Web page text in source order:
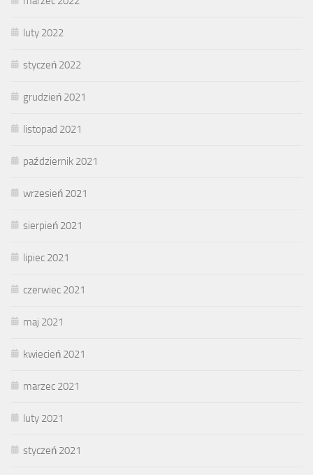
luty 2022
styczeń 2022
grudzień 2021
listopad 2021
październik 2021
wrzesień 2021
sierpień 2021
lipiec 2021
czerwiec 2021
maj 2021
kwiecień 2021
marzec 2021
luty 2021
styczeń 2021